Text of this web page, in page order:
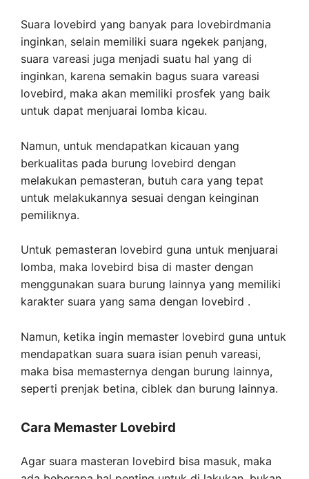
Suara lovebird yang banyak para lovebirdmania
inginkan, selain memiliki suara ngekek panjang,
suara vareasi juga menjadi suatu hal yang di
inginkan, karena semakin bagus suara vareasi
lovebird, maka akan memiliki prosfek yang baik
untuk dapat menjuarai lomba kicau.
Namun, untuk mendapatkan kicauan yang
berkualitas pada burung lovebird dengan
melakukan pemasteran, butuh cara yang tepat
untuk melakukannya sesuai dengan keinginan
pemiliknya.
Untuk pemasteran lovebird guna untuk menjuarai
lomba, maka lovebird bisa di master dengan
menggunakan suara burung lainnya yang memiliki
karakter suara yang sama dengan lovebird .
Namun, ketika ingin memaster lovebird guna untuk
mendapatkan suara suara isian penuh vareasi,
maka bisa memasternya dengan burung lainnya,
seperti prenjak betina, ciblek dan burung lainnya.
Cara Memaster Lovebird
Agar suara masteran lovebird bisa masuk, maka